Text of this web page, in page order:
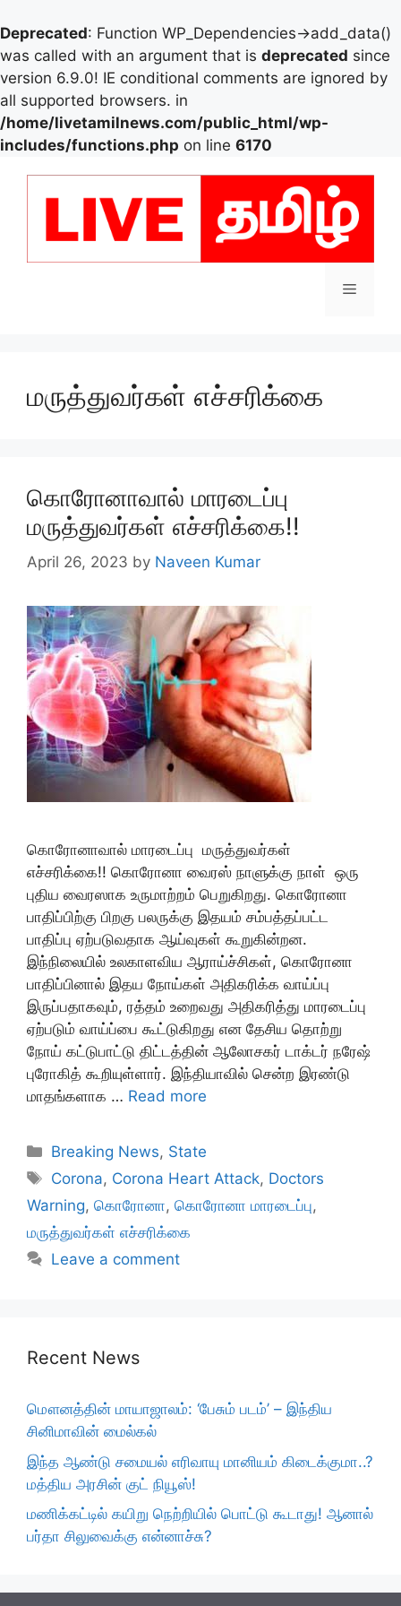
Deprecated: Function WP_Dependencies->add_data()
was called with an argument that is deprecated since
version 6.9.0! IE conditional comments are ignored by
all supported browsers. in
/home/livetamilnews.com/public_html/wp-
includes/functions.php on line 6170
Menu
மருத்துவர்கள் எச்சரிக்கை
கொரோனாவால் மாரடைப்பு
மருத்துவர்கள் எச்சரிக்கை!!
April 26, 2023 by Naveen Kumar
கொரோனாவால் மாரடைப்பு மருத்துவர்கள்
எச்சரிக்கை!! கொரோனா வைரஸ் நாளுக்கு நாள் ஒரு
புதிய வைரஸாக உருமாற்றம் பெறுகிறது. கொரோனா
பாதிப்பிற்கு பிறகு பலருக்கு இதயம் சம்பத்தப்பட்ட
பாதிப்பு ஏற்படுவதாக ஆய்வுகள் கூறுகின்றன.
இந்நிலையில் உலகாளவிய ஆராய்ச்சிகள், கொரோனா
பாதிப்பினால் இதய நோய்கள் அதிகரிக்க வாய்ப்பு
இருப்பதாகவும், ரத்தம் உறைவது அதிகரித்து மாரடைப்பு
ஏற்படும் வாய்ப்பை கூட்டுகிறது என தேசிய தொற்று
நோய் கட்டுபாட்டு திட்டத்தின் ஆலோசகர் டாக்டர் நரேஷ்
புரோகித் கூறியுள்ளார். இந்தியாவில் சென்ற இரண்டு
மாதங்களாக … Read more
Categories
Breaking News, State
Tags
Corona, Corona Heart Attack, Doctors
Warning, கொரோனா, கொரோனா மாரடைப்பு,
மருத்துவர்கள் எச்சரிக்கை
Leave a comment
Recent News
மௌனத்தின் மாயாஜாலம்: ‘பேசும் படம்’ – இந்திய
சினிமாவின் மைல்கல்
இந்த ஆண்டு சமையல் எரிவாயு மானியம் கிடைக்குமா..?
மத்திய அரசின் குட் நியூஸ்!
மணிக்கட்டில் கயிறு நெற்றியில் பொட்டு கூடாது! ஆனால்
பர்தா சிலுவைக்கு என்னாச்சு?